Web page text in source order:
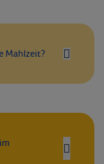
Mahlzeit?